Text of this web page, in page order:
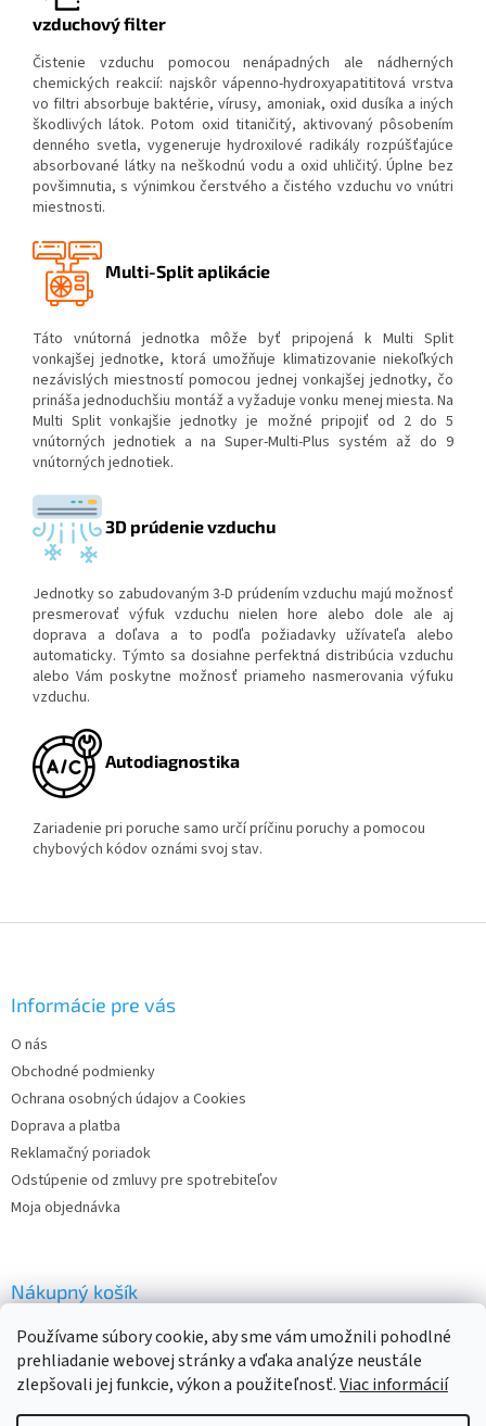
Používame súbory cookie, aby sme vám umožnili pohodlné
prehliadanie webovej stránky a vďaka analýze neustále
zlepšovali jej funkcie, výkon a použiteľnosť.Viac informácií
vzduchový filter
Čistenie vzduchu pomocou nenápadných ale nádherných
chemických reakcií: najskôr vápenno-hydroxyapatititová vrstva
vo filtri absorbuje baktérie, vírusy, amoniak, oxid dusíka a iných
škodlivých látok. Potom oxid titaničitý, aktivovaný pôsobením
denného svetla, vygeneruje hydroxilové radikály rozpúšťajúce
absorbované látky na neškodnú vodu a oxid uhličitý. Úplne bez
povšimnutia, s výnimkou čerstvého a čistého vzduchu vo vnútri
miestnosti.
Multi-Split aplikácie
Táto vnútorná jednotka môže byť pripojená k Multi Split
vonkajšej jednotke, ktorá umožňuje klimatizovanie niekoľkých
nezávislých miestností pomocou jednej vonkajšej jednotky, čo
prináša jednoduchšiu montáž a vyžaduje vonku menej miesta. Na
Multi Split vonkajšie jednotky je možné pripojiť od 2 do 5
vnútorných jednotiek a na Super-Multi-Plus systém až do 9
vnútorných jednotiek.
3D prúdenie vzduchu
Jednotky so zabudovaným 3-D prúdením vzduchu majú možnosť
presmerovať výfuk vzduchu nielen hore alebo dole ale aj
doprava a doľava a to podľa požiadavky užívateľa alebo
automaticky. Týmto sa dosiahne perfektná distribúcia vzduchu
alebo Vám poskytne možnosť priameho nasmerovania výfuku
vzduchu.
Autodiagnostika
Zariadenie pri poruche samo určí príčinu poruchy a pomocou
chybových kódov oznámi svoj stav.
Informácie pre vás
O nás
Obchodné podmienky
Ochrana osobných údajov a Cookies
Doprava a platba
Reklamačný poriadok
Odstúpenie od zmluvy pre spotrebiteľov
Moja objednávka
Nákupný košík
0KS /€0